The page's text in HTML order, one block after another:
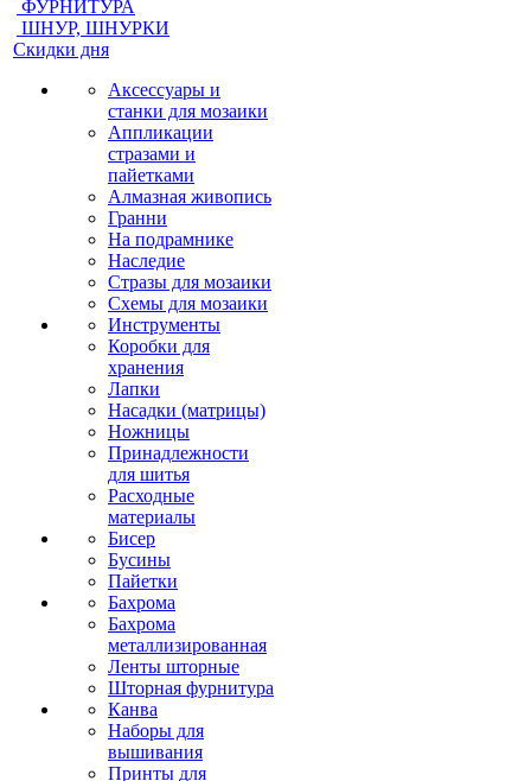
ФУРНИТУРА
ШНУР, ШНУРКИ
Скидки дня
Аксессуары и
станки для мозаики
Аппликации
стразами и
пайетками
Алмазная живопись
Гранни
На подрамнике
Наследие
Стразы для мозаики
Схемы для мозаики
Инструменты
Коробки для
хранения
Лапки
Насадки (матрицы)
Ножницы
Принадлежности
для шитья
Расходные
материалы
Бисер
Бусины
Пайетки
Бахрома
Бахрома
металлизированная
Ленты шторные
Шторная фурнитура
Канва
Наборы для
вышивания
Принты для